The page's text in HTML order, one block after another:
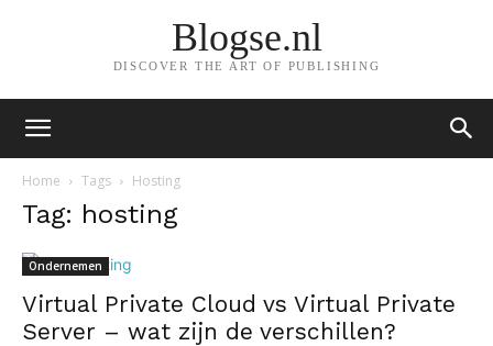
Blogse.nl
DISCOVER THE ART OF PUBLISHING
Home Tags Hosting
Tag: hosting
Ondernemen
Virtual Private Cloud vs Virtual Private
Server – wat zijn de verschillen?